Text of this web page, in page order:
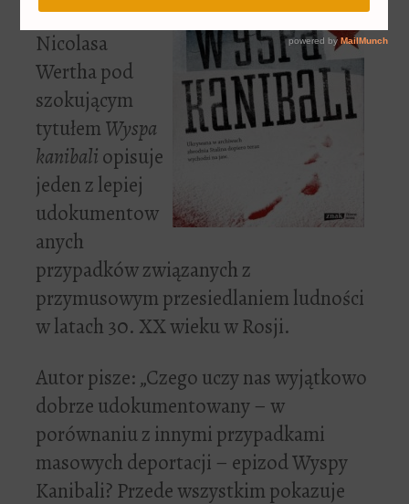
historyka
Nicolasa
Wertha pod
szokującym
tytułemWyspa
kanibaliopisuje
jeden z lepiej
udokumentow
anych
przypadków związanych z
przymusowym przesiedlaniem ludności
w latach 30. XX wieku w Rosji.
Autor pisze: „Czego uczy nas wyjątkowo
dobrze udokumentowany – w
porównaniu z innymi przypadkami
masowych deportacji – epizod Wyspy
Kanibali? Przede wszystkim pokazuje